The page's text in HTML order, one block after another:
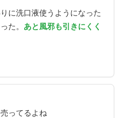
に洗口液使うようになった
た。 あと風邪も引きにくく
ってるよね